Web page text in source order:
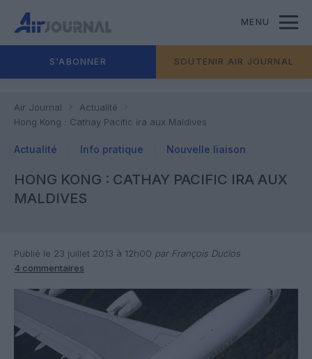
MENU
S'ABONNER SOUTENIR AIR JOURNAL
Air Journal
Actualité
Hong Kong : Cathay Pacific ira aux Maldives
Actualité Info pratique Nouvelle liaison
HONG KONG : CATHAY PACIFIC IRA AUX
MALDIVES
Publié le 23 juillet 2013 à 12h00 par François Duclos
4 commentaires